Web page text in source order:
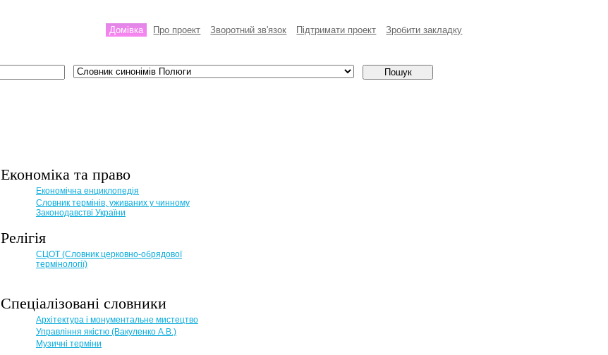
Домівка Про проект Зворотний зв'язок Пiдтримати проект Зробити закладку
Економіка та право
Eкономічна енциклопедія
Словник термінів, уживаних у чинному
Законодавстві України
Релігія
СЦОТ (Словник церковно-обрядової
термінології)
Спеціалізовані словники
Архітектура і монументальне мистецтво
Управління якістю (Вакуленко А.В.)
Музичні терміни